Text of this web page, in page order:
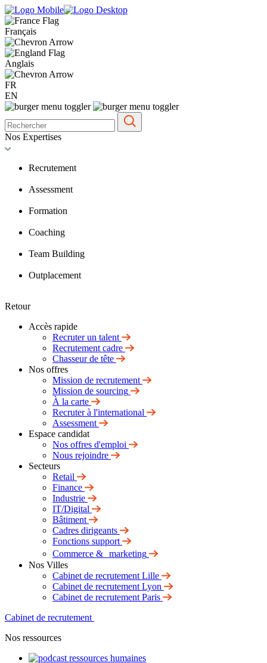
Français
Anglais
FR
EN
Nos Expertises
Recrutement
Assessment
Formation
Coaching
Team Building
Outplacement
Retour
Accès rapide
Recruter un talent
Recrutement cadre
Chasseur de tête
Nos offres
Mission de recrutement
Mission de sourcing
À la carte
Recruter à l'international
Assessment
Espace candidat
Nos offres d'emploi
Nous rejoindre
Secteurs
Retail
Finance
Industrie
IT/Digital
Bâtiment
Cadres dirigeants
Fonctions support
Commerce & marketing
Nos Villes
Cabinet de recrutement Lille
Cabinet de recrutement Lyon
Cabinet de recrutement Paris
Cabinet de recrutement
Nos ressources